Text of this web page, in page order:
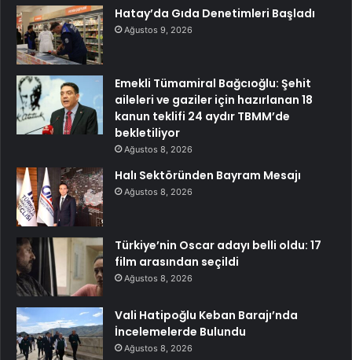
Hatay’da Gıda Denetimleri Başladı
Ağustos 9, 2026
Emekli Tümamiral Bağcıoğlu: Şehit
aileleri ve gaziler için hazırlanan 18
kanun teklifi 24 aydır TBMM’de
bekletiliyor
Ağustos 8, 2026
Halı Sektöründen Bayram Mesajı
Ağustos 8, 2026
Türkiye’nin Oscar adayı belli oldu: 17
film arasından seçildi
Ağustos 8, 2026
Vali Hatipoğlu Keban Barajı’nda
İncelemelerde Bulundu
Ağustos 8, 2026